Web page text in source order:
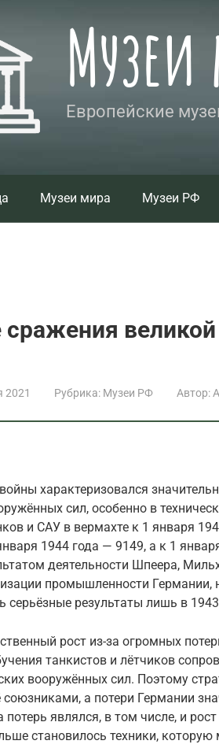
Европейские
Музеи мира Музеи РФ
великой
2021 Рубрика: Музеи РФ Автор:
характеризовался
сил, особенно в
и САУ в вермахте к 1 января
1944 года — 9149, а к 1
деятельности Шпеера,
промышленности Германии,
серьёзные результаты лишь в
рост из-за огромных
танкистов и лётчиков
вооружённых сил. Поэтому
союзниками, а потери Германии
потерь являлся, в том числе, и
становилось техники,